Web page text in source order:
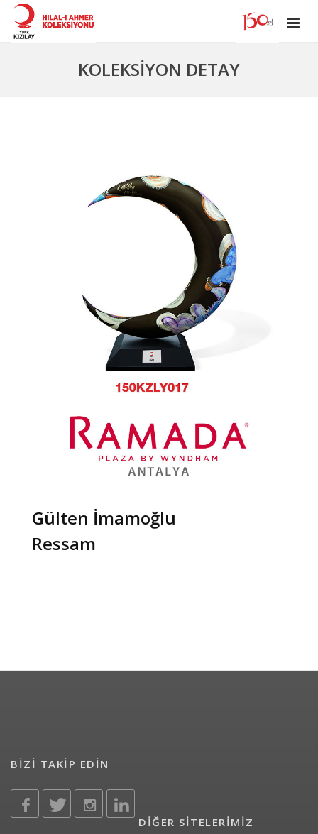
KOLEKSİYON DETAY
Gülten İmamoğlu
Ressam
BİZİ TAKİP EDİN
DİĞER SİTELERİMİZ